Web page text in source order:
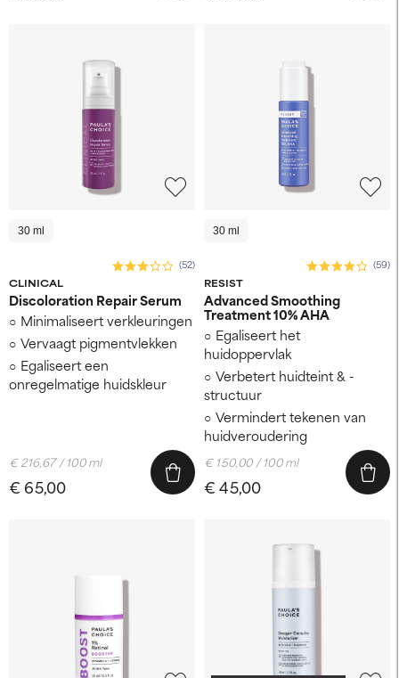
30 ml
CLINICAL
(52)
Discoloration Repair Serum
Minimaliseert verkleuringen
Vervaagt pigmentvlekken
Egaliseert een
onregelmatige huidskleur
€ 65,00
€ 216,67 / 100 ml
30 ml
RESIST
(59)
Advanced Smoothing
Treatment 10% AHA
Egaliseert het
huidoppervlak
Verbetert huidteint & -
structuur
Vermindert tekenen van
huidveroudering
€ 45,00
€ 150,00 / 100 ml